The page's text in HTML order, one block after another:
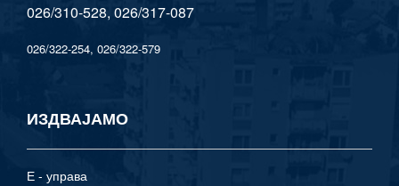
026/310-528, 026/317-087
026/322-254, 026/322-579
ИЗДВАЈАМО
Е - управа